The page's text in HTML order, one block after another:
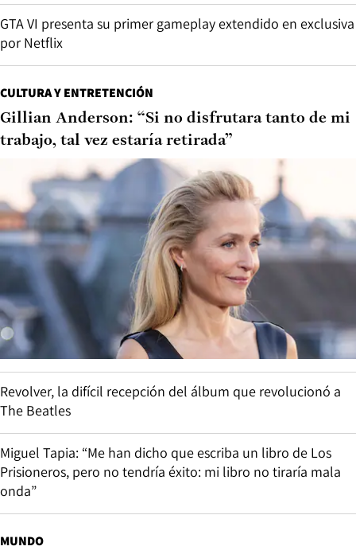
GTA VI presenta su primer gameplay extendido en exclusiva
por Netflix
CULTURA Y ENTRETENCIÓN
Gillian Anderson: “Si no disfrutara tanto de mi
trabajo, tal vez estaría retirada”
Revolver, la difícil recepción del álbum que revolucionó a
The Beatles
Miguel Tapia: “Me han dicho que escriba un libro de Los
Prisioneros, pero no tendría éxito: mi libro no tiraría mala
onda”
MUNDO